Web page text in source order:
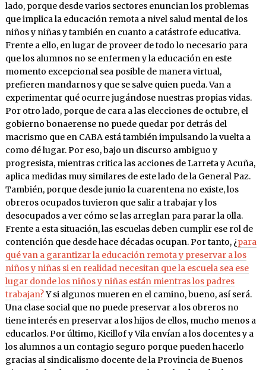
lado, porque desde varios sectores enuncian los problemas
que implica la educación remota a nivel salud mental de los
niños y niñas y también en cuanto a catástrofe educativa.
Frente a ello, en lugar de proveer de todo lo necesario para
que los alumnos no se enfermen y la educación en este
momento excepcional sea posible de manera virtual,
prefieren mandarnos y que se salve quien pueda. Van a
experimentar qué ocurre jugándose nuestras propias vidas.
Por otro lado, porque de cara a las elecciones de octubre, el
gobierno bonaerense no puede quedar por detrás del
macrismo que en CABA está también impulsando la vuelta a
como dé lugar. Por eso, bajo un discurso ambiguo y
progresista, mientras critica las acciones de Larreta y Acuña,
aplica medidas muy similares de este lado de la General Paz.
También, porque desde junio la cuarentena no existe, los
obreros ocupados tuvieron que salir a trabajar y los
desocupados a ver cómo se las arreglan para parar la olla.
Frente a esta situación, las escuelas deben cumplir ese rol de
contención que desde hace décadas ocupan. Por tanto, ¿para
qué van a garantizar la educación remota y preservar a los
niños y niñas si en realidad necesitan que la escuela sea ese
lugar donde los niños y niñas están mientras los padres
trabajan?Y si algunos mueren en el camino, bueno, así será.
Una clase social que no puede preservar a los obreros no
tiene interés en preservar a los hijos de ellos, mucho menos a
educarlos. Por último, Kicillof y Vila envían a los docentes y a
los alumnos a un contagio seguro porque pueden hacerlo
gracias al sindicalismo docente de la Provincia de Buenos